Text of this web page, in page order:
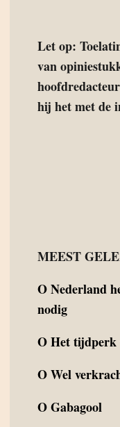
Let op:
van
hij het met de
MEEST
ONederland
nodig
OHet tijdperk
OWel
OGabagool